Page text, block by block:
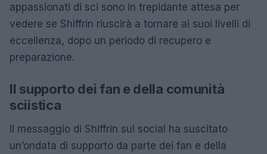
appassionati di sci sono in trepidante attesa per
vedere se Shiffrin riuscirà a tornare ai suoi livelli di
eccellenza, dopo un periodo di recupero e
preparazione.
Il supporto dei fan e della comunità
sciistica
Il messaggio di Shiffrin sui social ha suscitato
un’ondata di supporto da parte dei fan e della